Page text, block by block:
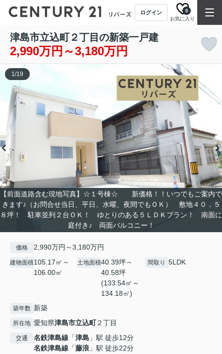
ログイン
お気に入り
0
津島市立込町２丁目の新築一戸建
2,990万円～3,180万円
【前面道路含む現地写真】☆１号棟☆ 新価格！！いつでもご案内で
きます♪（お問合せ当日、平日、水曜、夜間でもＯＫ） 敷地４０．５
８坪！ 駐車並列２台ＯＫ！ ゆとりのある５ＬＤＫプラン！ 南面に
庭付き♪ 両面バルコニー！
1/19
価格 2,990万円～3,180万円
建物面積105.17㎡～
106.00㎡
土地面積40.39坪～
40.58坪
(133.54㎡～
134.18㎡)
間取り 5LDK
築年数 新築
所在地 愛知県津島市立込町２丁目
交通 名鉄津島線 「津島 」駅 徒歩12分
名鉄津島線 「藤浪 」駅 徒歩22分